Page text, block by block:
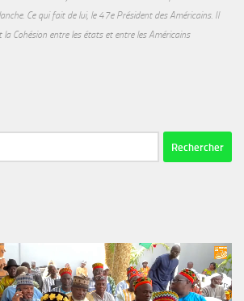
Ce qui fait de lui, le 47e Président des Américains. Il
la Cohésion entre les états et entre les Américains